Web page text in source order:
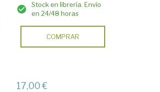
Stock en librería. Envío
en 24/48 horas
COMPRAR
17,00 €